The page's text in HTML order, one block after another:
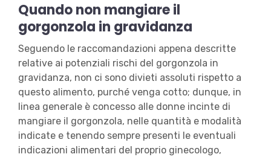
Quando non mangiare il
gorgonzola in gravidanza
Seguendo le raccomandazioni appena descritte
relative ai potenziali rischi del gorgonzola in
gravidanza, non ci sono divieti assoluti rispetto a
questo alimento, purché venga cotto; dunque, in
linea generale è concesso alle donne incinte di
mangiare il gorgonzola, nelle quantità e modalità
indicate e tenendo sempre presenti le eventuali
indicazioni alimentari del proprio ginecologo,